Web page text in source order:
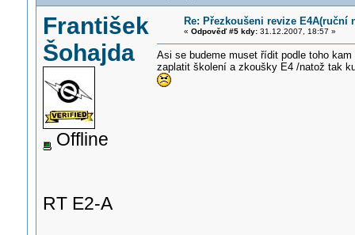
František
Šohajda
Offline
RT E2-A
Re: Přezkoušeni revize E4A(ruční
« Odpověď #5 kdy:31.12.2007, 18:57 »
Asi se budeme muset řídit podle toho
zaplatit školení a zkoušky E4 /natož tak